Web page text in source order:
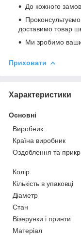
До кожного
доставимо товар
Ми зробимо
Приховати
Характеристики
Основні
Виробник
Країна виробник
Оздоблення та
Колір
Кількість в упаковці
Діаметр
Стан
Візерунки і принти
Матеріал